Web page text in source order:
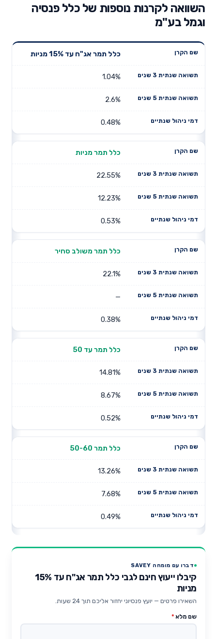
השוואה לקרנות נוספות של כלל פנסיה
וגמל בע"מ
שנים
תשואה
דמי ניהול
כלל תמר אג"ח עד 15% מניות
1.04%
2.6%
0.48%
כלל תמר מניות
22.55%
12.23%
0.53%
כלל תמר משולב סחיר
22.1%
—
0.38%
כלל תמר עד 50
14.81%
8.67%
0.52%
כלל תמר 50-60
13.26%
7.68%
0.49%
דברו עם מומחה SAVEY
קיבלו ייעוץ חינם לגבי כלל תמר אג"ח עד 15%
מניות
השאירו פרטים — יועץ פנסיוני יחזור אליכם תוך 24 שעות.
שם מלא *